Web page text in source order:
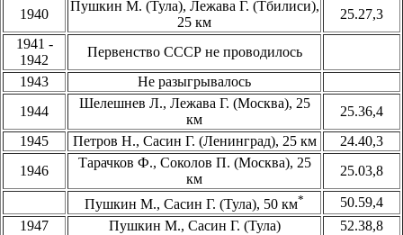
1940
Пушкин М. (Тула), Лежава Г. (Тбилиси),
25 км
25.27,3
1941 -
1942
Первенство СССР не проводилось
1943
Не разыгрывалось
1944
Шелешнев Л., Лежава Г. (Москва), 25
км
25.36,4
1945
Петров Н., Сасин Г. (Ленинград), 25 км
24.40,3
1946
Тарачков Ф., Соколов П. (Москва), 25
км
25.03,8
Пушкин М., Сасин Г. (Тула), 50 км*
50.59,4
1947
Пушкин М., Сасин Г. (Тула)
52.38,8